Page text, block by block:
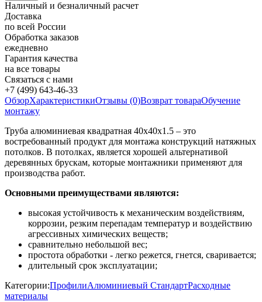
Наличный и безналичный расчет
Доставка
по всей России
Обработка заказов
ежедневно
Гарантия качества
на все товары
Связаться с нами
+7 (499) 643-46-33
ОбзорХарактеристикиОтзывы (0)Возврат товараОбучение
монтажу
Труба алюминиевая квадратная 40х40х1.5 – это
востребованный продукт для монтажа конструкций натяжных
потолков. В потолках, является хорошей альтернативой
деревянных брускам, которые монтажники применяют для
производства работ.
Основными преимуществами являются:
высокая устойчивость к механическим воздействиям,
коррозии, резким перепадам температур и воздействию
агрессивных химических веществ;
сравнительно небольшой вес;
простота обработки - легко режется, гнется, сваривается;
длительный срок эксплуатации;
Категории:ПрофилиАлюминиевый СтандартРасходные
материалы